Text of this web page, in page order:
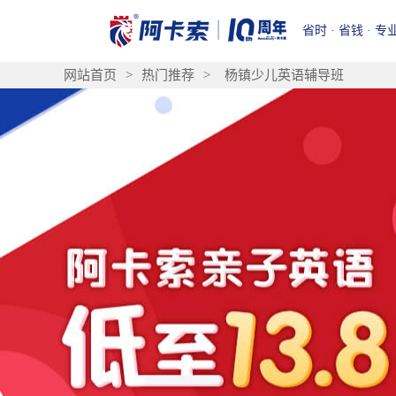
省时 · 省钱 · 专
网站首页 > 热门推荐 > 杨镇少儿英语辅导班